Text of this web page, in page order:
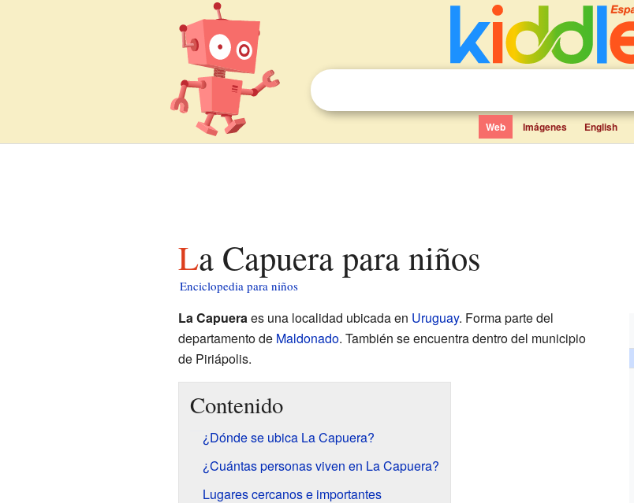
Web Imágenes English
La Capuera para niños
Enciclopedia para niños
La Capueraes una localidad ubicada en Uruguay. Forma parte del
departamento de Maldonado. También se encuentra dentro del municipio
de Piriápolis.
Contenido
¿Dónde se ubica La Capuera?
¿Cuántas personas viven en La Capuera?
Lugares cercanos e importantes